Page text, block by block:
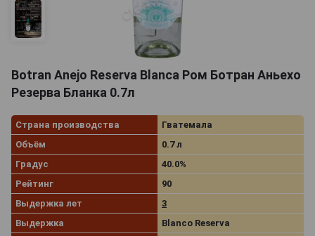
Botran Anejo Reserva Blanca Ром Ботран Аньехо
Резерва Бланка 0.7л
Страна производства
Гватемала
Объём
0.7 л
Градус
40.0%
Рейтинг
90
Выдержка лет
3
Выдержка
Blanco Reserva